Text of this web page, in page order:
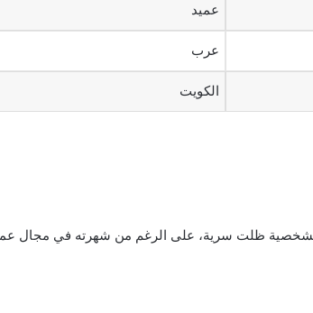
عميد
عرب
الكويت
ظلت سرية، على الرغم من شهرته في مجال عمله